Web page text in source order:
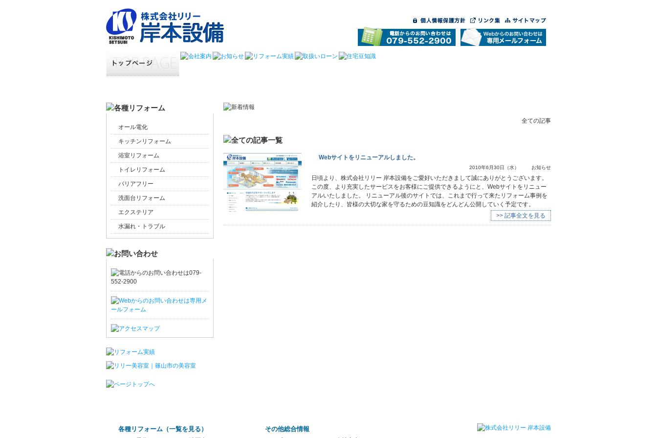
全ての記事
Webサイトをリニューアルしました。
2010年6月30日（水） お知らせ
日頃より、株式会社リリー 岸本設備をご愛好いただきまして誠にありがとうございます。
この度、より充実したサービスをお客様にご提供できるようにと、Webサイトをリニュー
アルいたしました。 リニューアル後のサイトでは、これまで行って来たリフォーム事例を
紹介したり、皆様の大切な家を守るための豆知識をどんどん公開していく予定です。
>> 記事全文を見る
オール電化
キッチンリフォーム
浴室リフォーム
トイレリフォーム
バリアフリー
洗面台リフォーム
エクステリア
水漏れ・トラブル
各種リフォーム（一覧を見る ） その他総合情報